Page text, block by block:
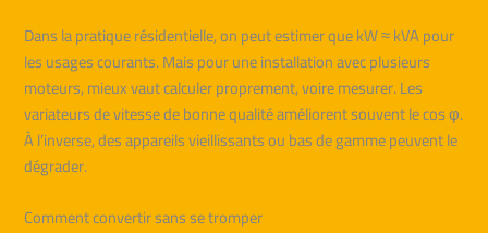
Dans la pratique résidentielle, on peut estimer que kW ≈ kVA pour
les usages courants. Mais pour une installation avec plusieurs
moteurs, mieux vaut calculer proprement, voire mesurer. Les
variateurs de vitesse de bonne qualité améliorent souvent le cos φ.
À l’inverse, des appareils vieillissants ou bas de gamme peuvent le
dégrader.
Comment convertir sans se tromper